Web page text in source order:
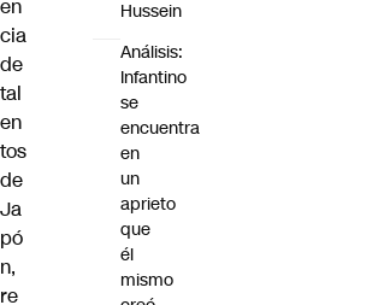
en
cia
de
tal
en
tos
de
Ja
pó
n,
re
Hussein
Análisis:
Infantino
se
encuentra
en
un
aprieto
que
él
mismo